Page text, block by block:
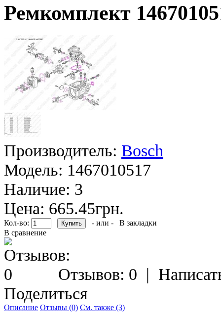
Ремкомплект
Производитель: Bosch
Модель: 1467010517
Наличие: 3
Цена: 665.45грн.
Кол-во: - или -
В закладки
В сравнение
Отзывов: 0 |
Поделиться
Описание Отзывы (0) См. также (3)